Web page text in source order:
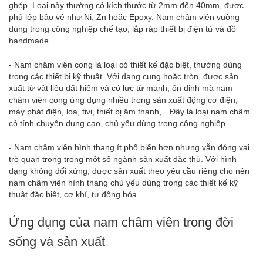
ghép. Loại này thường có kích thước từ 2mm đến 40mm, được
phủ lớp bảo vệ như Ni, Zn hoặc Epoxy. Nam châm viên vuông
dùng trong công nghiệp chế tạo, lắp ráp thiết bị điện tử và đồ
handmade.
- Nam châm viên cong là loại có thiết kế đặc biệt, thường dùng
trong các thiết bị kỹ thuật. Với dạng cung hoặc tròn, được sản
xuất từ vật liệu đất hiếm và có lực từ mạnh, ổn định mà nam
châm viên cong ứng dụng nhiều trong sản xuất động cơ điện,
máy phát điện, loa, tivi, thiết bị âm thanh,…Đây là loại nam châm
có tính chuyên dụng cao, chủ yếu dùng trong công nghiệp.
- Nam châm viên hình thang ít phổ biến hơn nhưng vẫn đóng vai
trò quan trọng trong một số ngành sản xuất đặc thù. Với hình
dạng không đối xứng, được sản xuất theo yêu cầu riêng cho nên
nam châm viên hình thang chủ yếu dùng trong các thiết kế kỹ
thuật đặc biệt, cơ khí, tự động hóa
Ứng dụng của nam châm viên trong đời
sống và sản xuất